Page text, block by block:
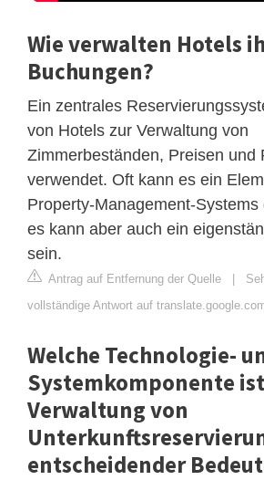
Wie verwalten Hotels
Buchungen?
Ein zentrales
von Hotels zur Verwaltung von
Zimmerbeständen, Preisen und
verwendet. Oft kann es ein
Property-Management-Systems
es kann aber auch ein
sein.
Antrag auf Entfernung der Quelle |
vollständige Antwort auf
Welche Technologie-
Systemkomponente
Verwaltung von
entscheidender